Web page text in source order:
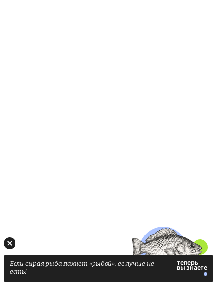
Если сырая рыба пахнет «рыбой», ее лучше не
есть!